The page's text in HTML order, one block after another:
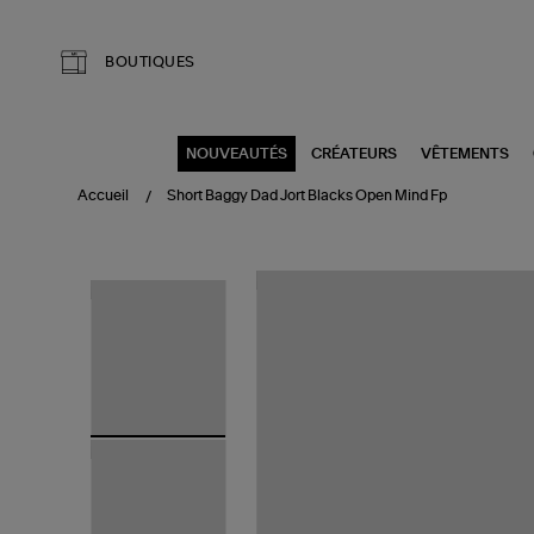
BOUTIQUES
NOUVEAUTÉS CRÉATEURS VÊTEMENTS
Accueil Short Baggy Dad Jort Blacks Open Mind Fp